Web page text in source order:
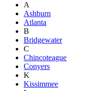
A
Ashburn
Atlanta
B
Bridgewater
C
Chincoteague
Conyers
K
Kissimmee